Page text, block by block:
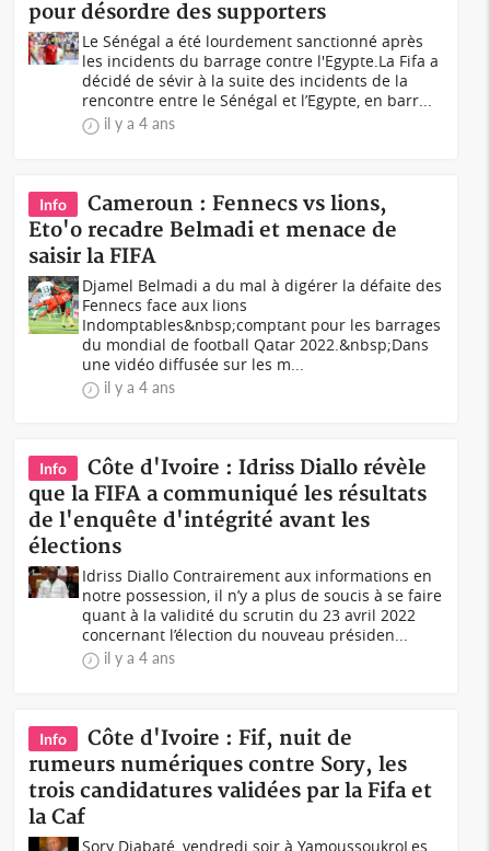
pour désordre des supporters
Le Sénégal a été lourdement sanctionné après
les incidents du barrage contre l'Egypte.La Fifa a
décidé de sévir à la suite des incidents de la
rencontre entre le Sénégal et l’Egypte, en barr...
il y a 4 ans
Info
Cameroun : Fennecs vs lions,
Eto'o recadre Belmadi et menace de
saisir la FIFA
Djamel Belmadi a du mal à digérer la défaite des
Fennecs face aux lions
Indomptables&nbsp;comptant pour les barrages
du mondial de football Qatar 2022.&nbsp;Dans
une vidéo diffusée sur les m...
il y a 4 ans
Info
Côte d'Ivoire : Idriss Diallo révèle
que la FIFA a communiqué les résultats
de l'enquête d'intégrité avant les
élections
Idriss Diallo Contrairement aux informations en
notre possession, il n’y a plus de soucis à se faire
quant à la validité du scrutin du 23 avril 2022
concernant l’élection du nouveau présiden...
il y a 4 ans
Info
Côte d'Ivoire : Fif, nuit de
rumeurs numériques contre Sory, les
trois candidatures validées par la Fifa et
la Caf
Sory Diabaté, vendredi soir à Yamoussoukro Les